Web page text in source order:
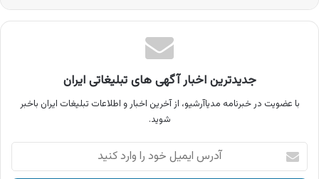
جدیدترین اخبار آگهی های تبلیغاتی ایران
با عضویت در خبرنامه مدیاآرشیو، از آخرین اخبار و اطلاعات تبلیغات ایران باخبر
شوید.
آدرس
ایمیل